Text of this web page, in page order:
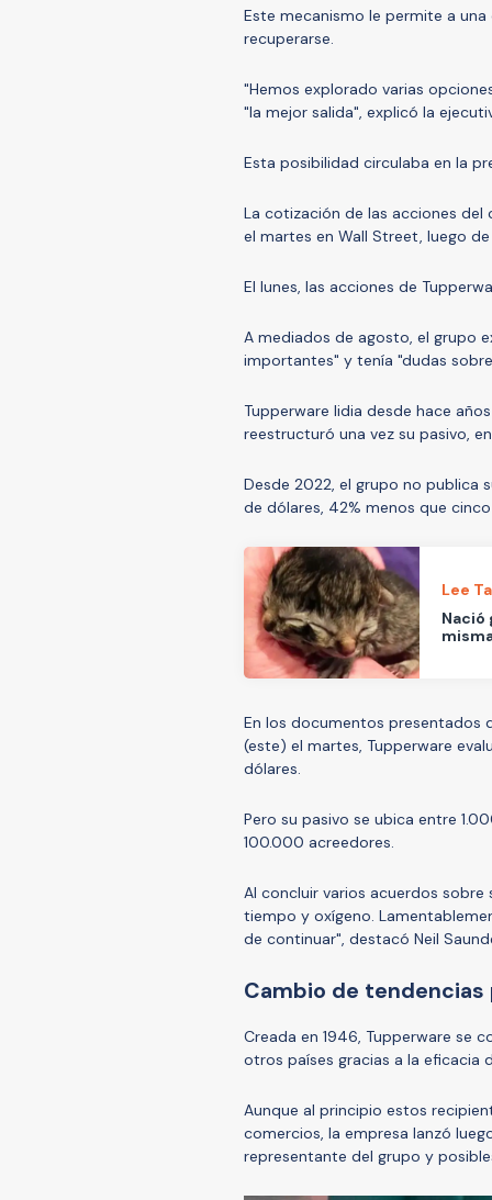
Este mecanismo le permite a
recuperarse.
"Hemos explorado varias
"la mejor salida", explicó la
Esta posibilidad circulaba en la
La cotización de las acciones
el martes en Wall Street, luego
El lunes, las acciones de
A mediados de agosto, el grupo
importantes" y tenía "dudas
Tupperware lidia desde hace
reestructuró una vez su pasivo,
Desde 2022, el grupo no publica
de dólares, 42% menos que
Lee
Nació
En los documentos presentados
(este) el martes, Tupperware
dólares.
Pero su pasivo se ubica entre
100.000 acreedores.
Al concluir varios acuerdos
tiempo y oxígeno.
de continuar", destacó Neil
Cambio de
Creada en 1946, Tupperware se
otros países gracias a la eficacia
Aunque al principio estos
comercios, la empresa lanzó
representante del grupo y